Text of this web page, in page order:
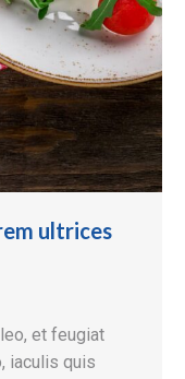
ultrices
et feugiat
iaculis quis